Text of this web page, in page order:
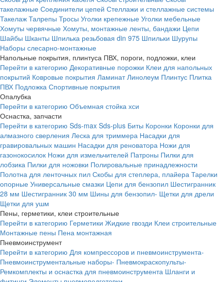
такелажные Соединители цепей Стеллажи и стеллажные системы
Такелаж Талрепы Тросы Уголки крепежные Уголки мебельные
Хомуты червячные Хомуты, монтажные ленты, бандажи Цепи
Шайбы Шканты Шпилька резьбовая din 975 Шпильки Шурупы
Наборы слесарно-монтажные
Напольные покрытия, плинтуса ПВХ, пороги, подложки, клеи
Перейти в категорию Декоративные порожки Клеи для напольных
покрытий Ковровые покрытия Ламинат Линолеум Плинтус Плитка
ПВХ Подложка Спортивные покрытия
Опалубка
Перейти в категорию Объемная стойка хси
Оснастка, запчасти
Перейти в категорию Sds-max Sds-plus Биты Коронки Коронки для
алмазного сверления Леска для триммера Насадки для
гравировальных машин Насадки для реноватора Ножи для
газонокосилок Ножи для измельчителей Патроны Пилки для
лобзика Пилки для ножовки Полировальные принадлежности
Полотна для ленточных пил Скобы для степлера, плайера Тарелки
опорные Универсальные смазки Цепи для бензопил Шестигранник
28 мм Шестигранник 30 мм Шины для бензопил- Щетки для дрели
Щетки для ушм
Пены, герметики, клеи строительные
Перейти в категорию Герметики Жидкие гвозди Клеи строительные
Монтажные пены Пена монтажная
Пневмоинструмент
Перейти в категорию Для компрессоров и пневмоинструмента-
Пневмоинструментальные наборы- Пневмокраскопульты-
Ремкомплекты и оснастка для пневмоинструмента Шланги и